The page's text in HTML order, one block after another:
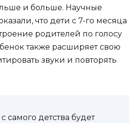
и больше. Научные
что дети с 7-го месяца
родителей по голосу
также расширяет свою
звуки и повторять
самого детства будет